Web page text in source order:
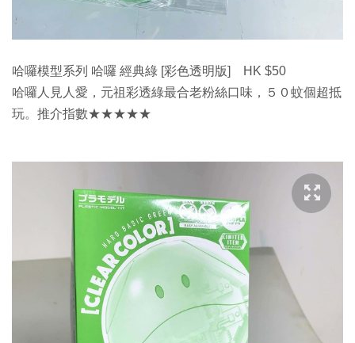
哈囉模型系列 哈囉 經典綠 [彩色透明版] HK $50
哈囉人見人愛，元祖彩透綠最合老粉絲口味，５０蚊個超抵
玩。推介指數★★★★★